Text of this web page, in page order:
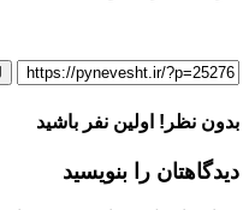
بدون نظر! اولین نفر باشید
دیدگاهتان را بنویسید